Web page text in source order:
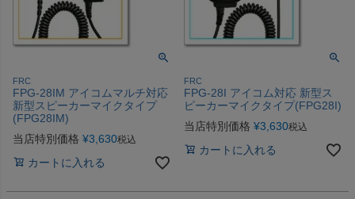
FRC
FPG-28IM アイコムマルチ対応
新型スピーカーマイクタイプ
(FPG28IM)
当店特別価格 ¥3,630税込
カートに入れる
FRC
FPG-28I アイコム対応 新型ス
ピーカーマイクタイプ(FPG28I)
当店特別価格 ¥3,630税込
カートに入れる